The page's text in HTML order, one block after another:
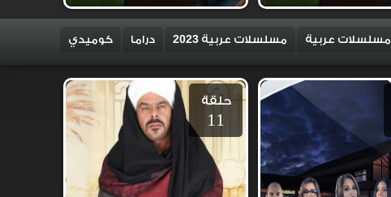
مسلسلات عربية مسلسلات عربية 2023 دراما كوميدي
حلقة
11